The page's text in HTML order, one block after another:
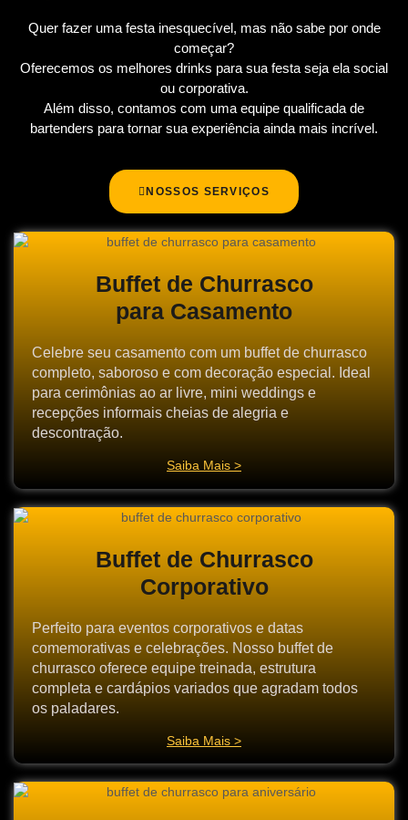
Quer fazer uma festa inesquecível, mas não sabe por onde
começar?
Oferecemos os melhores drinks para sua festa seja ela social
ou corporativa.
Além disso, contamos com uma equipe qualificada de
bartenders para tornar sua experiência ainda mais incrível.
NOSSOS SERVIÇOS
Buffet de Churrasco
para Casamento
Celebre seu casamento com um buffet de churrasco
completo, saboroso e com decoração especial. Ideal
para cerimônias ao ar livre, mini weddings e
recepções informais cheias de alegria e
descontração.
Saiba Mais >
Buffet de Churrasco
Corporativo
Perfeito para eventos corporativos e datas
comemorativas e celebrações. Nosso buffet de
churrasco oferece equipe treinada, estrutura
completa e cardápios variados que agradam todos
os paladares.
Saiba Mais >